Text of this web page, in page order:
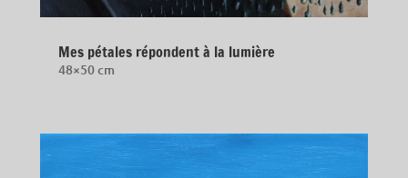
Mes pétales répondent à la lumière
48×50 cm